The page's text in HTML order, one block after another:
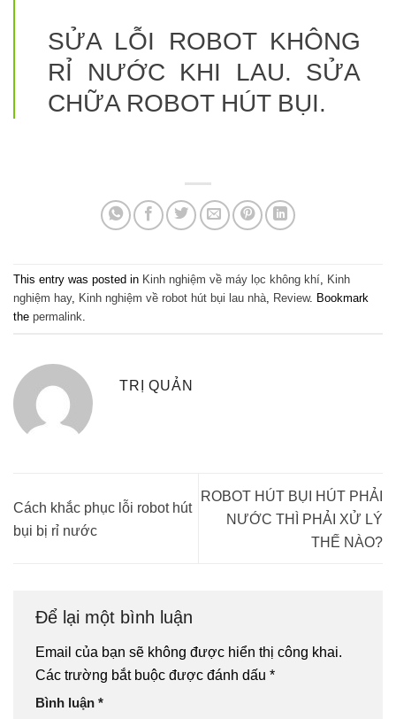
SỬA LỖI ROBOT KHÔNG
RỈ NƯỚC KHI LAU. SỬA
CHỮA ROBOT HÚT BỤI.
This entry was posted in Kinh nghiệm về máy lọc không khí, Kinh
nghiệm hay, Kinh nghiệm về robot hút bụi lau nhà, Review. Bookmark
the permalink.
TRỊ QUẢN
Cách khắc phục lỗi robot hút
bụi bị rỉ nước
ROBOT HÚT BỤI HÚT PHẢI
NƯỚC THÌ PHẢI XỬ LÝ
THẾ NÀO?
Để lại một bình luận
Email của bạn sẽ không được hiển thị công khai.
Các trường bắt buộc được đánh dấu *
Bình luận *